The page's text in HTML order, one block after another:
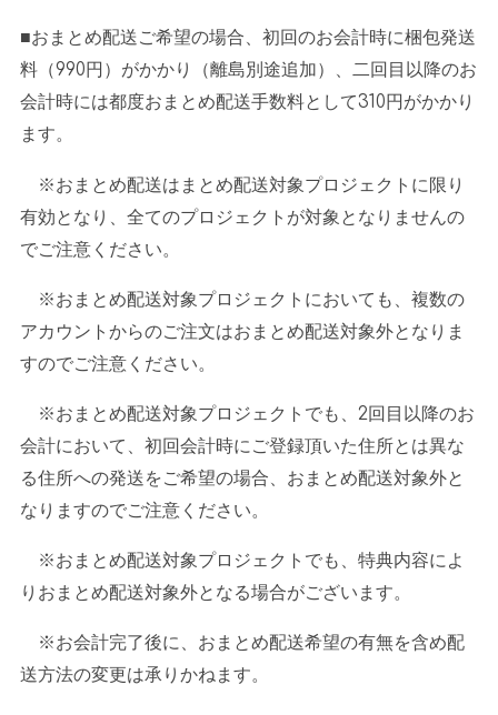
■おまとめ配送ご希望の場合、初回のお会計時に梱包発送
料（990円）がかかり（離島別途追加）、二回目以降のお
会計時には都度おまとめ配送手数料として310円がかかり
ます。
※おまとめ配送はまとめ配送対象プロジェクトに限り
有効となり、全てのプロジェクトが対象となりませんの
でご注意ください。
※おまとめ配送対象プロジェクトにおいても、複数の
アカウントからのご注文はおまとめ配送対象外となりま
すのでご注意ください。
※おまとめ配送対象プロジェクトでも、 2回目以降のお
会計において、初回会計時にご登録頂いた住所とは異な
る住所への発送をご希望の場合、おまとめ配送対象外と
なりますのでご注意ください。
※おまとめ配送対象プロジェクトでも、特典内容によ
りおまとめ配送対象外となる場合がございます。
※お会計完了後に、おまとめ配送希望の有無を含め配
送方法の変更は承りかねます。